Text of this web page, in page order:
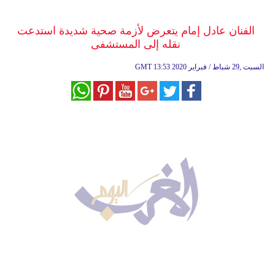
وموسيقى
الفنان عادل إمام يتعرض لأزمة صحية شديدة استدعت
نقله إلى المستشفى
GMT 13:53 2020 السبت ,29 شباط / فبراير